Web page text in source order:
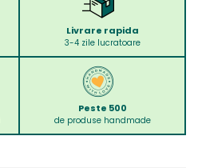
Livrare rapida
3-4 zile lucratoare
Peste 500
de produse handmade